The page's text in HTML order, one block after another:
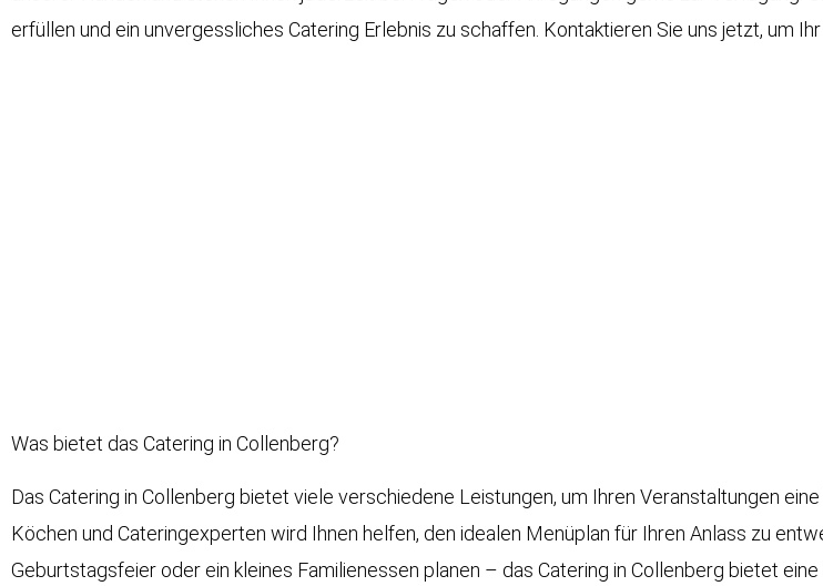
erfüllen und ein unvergessliches Catering Erlebnis zu schaffen. Kontaktieren Sie uns jetzt, um
Was bietet das Catering in Collenberg?
Das Catering in Collenberg bietet viele verschiedene Leistungen, um Ihren Veranstaltungen
Köchen und Cateringexperten wird Ihnen helfen, den idealen Menüplan für Ihren Anlass zu
Geburtstagsfeier oder ein kleines Familienessen planen – das Catering in Collenberg bietet